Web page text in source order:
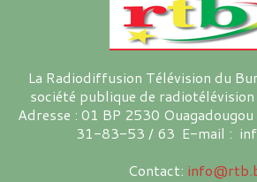
La Radiodiffusion Télévision du
société publique de
Adresse : 01 BP 2530
31-83-53 / 63 E-mail :
Contact: